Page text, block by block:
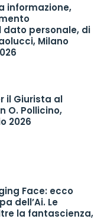
informazione,
personale, di
Milano
il Giurista al
O. Pollicino,
2026
Face: ecco
dell’Ai. Le
la fantascienza,